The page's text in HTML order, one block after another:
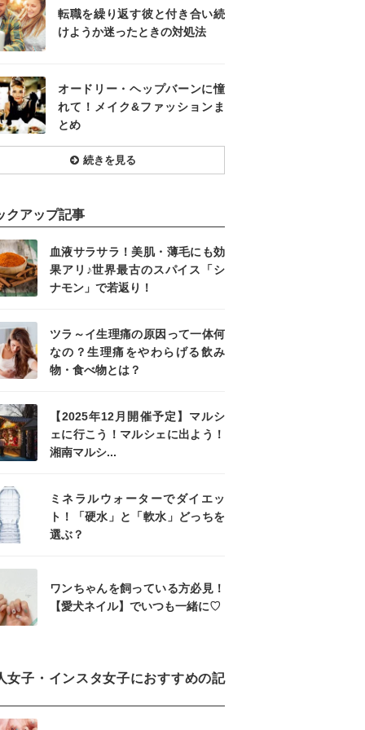
転職を繰り返す彼と付き合い続
けようか迷ったときの対処法
オードリー・ヘップバーンに憧
れて！メイク&ファッションま
とめ
続きを見る
クアップ記事
血液サラサラ！美肌・薄毛にも効
果アリ♪世界最古のスパイス「シ
ナモン」で若返り！
ツラ～イ生理痛の原因って一体何
なの？生理痛をやわらげる飲み
物・食べ物とは？
【2025年12月開催予定】マルシ
ェに行こう！マルシェに出よう！
湘南マルシ...
ミネラルウォーターでダイエッ
ト！「硬水」と「軟水」どっちを
選ぶ？
ワンちゃんを飼っている方必見！
【愛犬ネイル】でいつも一緒に♡
女子・インスタ女子におすすめの記